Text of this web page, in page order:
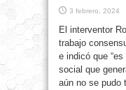
3 febrero, 2024
El interventor
trabajo
e indicó que
social que
aún no se pudo